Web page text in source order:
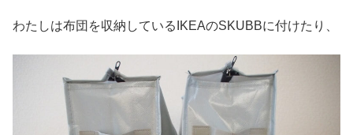
わたしは布団を収納しているIKEAのSKUBBに付けたり、